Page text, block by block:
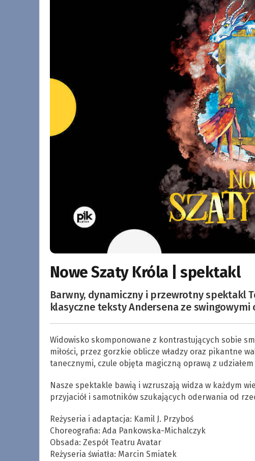
Nowe Szaty Króla | spektakl
Barwny, dynamiczny i przewrotny spektakl
klasyczne teksty Andersena ze swingowymi
Widowisko skomponowane z kontrastujących sobie
miłości, przez gorzkie oblicze władzy oraz pikantne
tanecznymi, czule objęta magiczną oprawą z
Nasze spektakle bawią i wzruszają widza w każdym
przyjaciół i samotników szukających oderwania od
Reżyseria i adaptacja: Kamil J. Przyboś
Choreografia: Ada Pankowska-Michalczyk
Obsada: Zespół Teatru Avatar
Reżyseria światła: Marcin Smiatek